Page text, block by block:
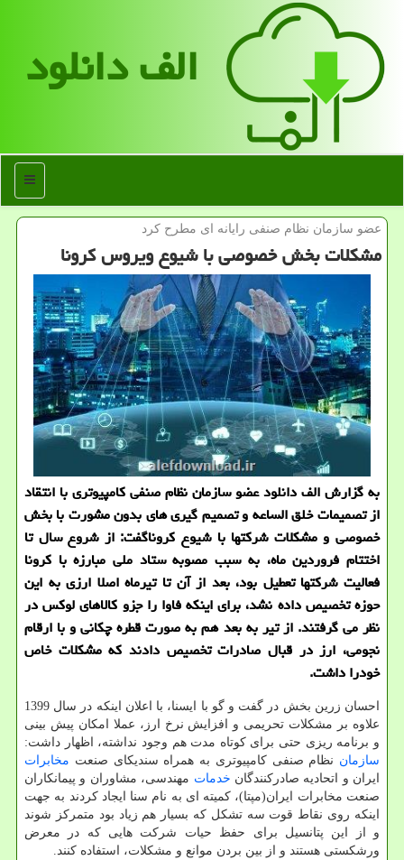
الف دانلود
منو
عضو سازمان نظام صنفی رایانه ای مطرح كرد
مشكلات بخش خصوصی با شیوع ویروس كرونا
به گزارش الف دانلود عضو سازمان نظام صنفی كامپیوتری با انتقاد
از تصمیمات خلق الساعه و تصمیم گیری های بدون مشورت با بخش
خصوصی و مشكلات شركتها با شیوع كروناگفت: از شروع سال تا
اختتام فروردین ماه، به سبب مصوبه ستاد ملی مبارزه با كرونا
فعالیت شركتها تعطیل بود، بعد از آن تا تیرماه اصلا ارزی به این
حوزه تخصیص داده نشد، برای اینكه فاوا را جزو كالاهای لوكس در
نظر می گرفتند. از تیر به بعد هم به صورت قطره چكانی و با ارقام
نجومی، ارز در قبال صادرات تخصیص دادند كه مشكلات خاص
خودرا داشت.
احسان زرین بخش در گفت و گو با ایسنا، با اعلان اینکه در سال 1399
علاوه بر مشکلات تحریمی و افزایش نرخ ارز، عملا امکان پیش بینی
و برنامه ریزی حتی برای کوتاه مدت هم وجود نداشته، اظهار داشت:
سازمان نظام صنفی کامپیوتری به همراه سندیکای صنعت مخابرات
ایران و اتحادیه صادرکنندگان خدمات مهندسی، مشاوران و پیمانکاران
صنعت مخابرات ایران(مپتا)، کمیته ای به نام سنا ایجاد کردند به جهت
اینکه روی نقاط قوت سه تشکل که بسیار هم زیاد بود متمرکز شوند
و از این پتانسیل برای حفظ حیات شرکت هایی که در معرض
ورشکستی هستند و از بین بردن موانع و مشکلات، استفاده کنند.